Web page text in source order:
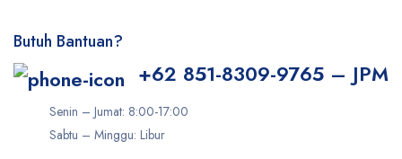
Butuh Bantuan?
+62 851-8309-9765 – JPM
Senin – Jumat: 8:00-17:00
Sabtu – Minggu: Libur